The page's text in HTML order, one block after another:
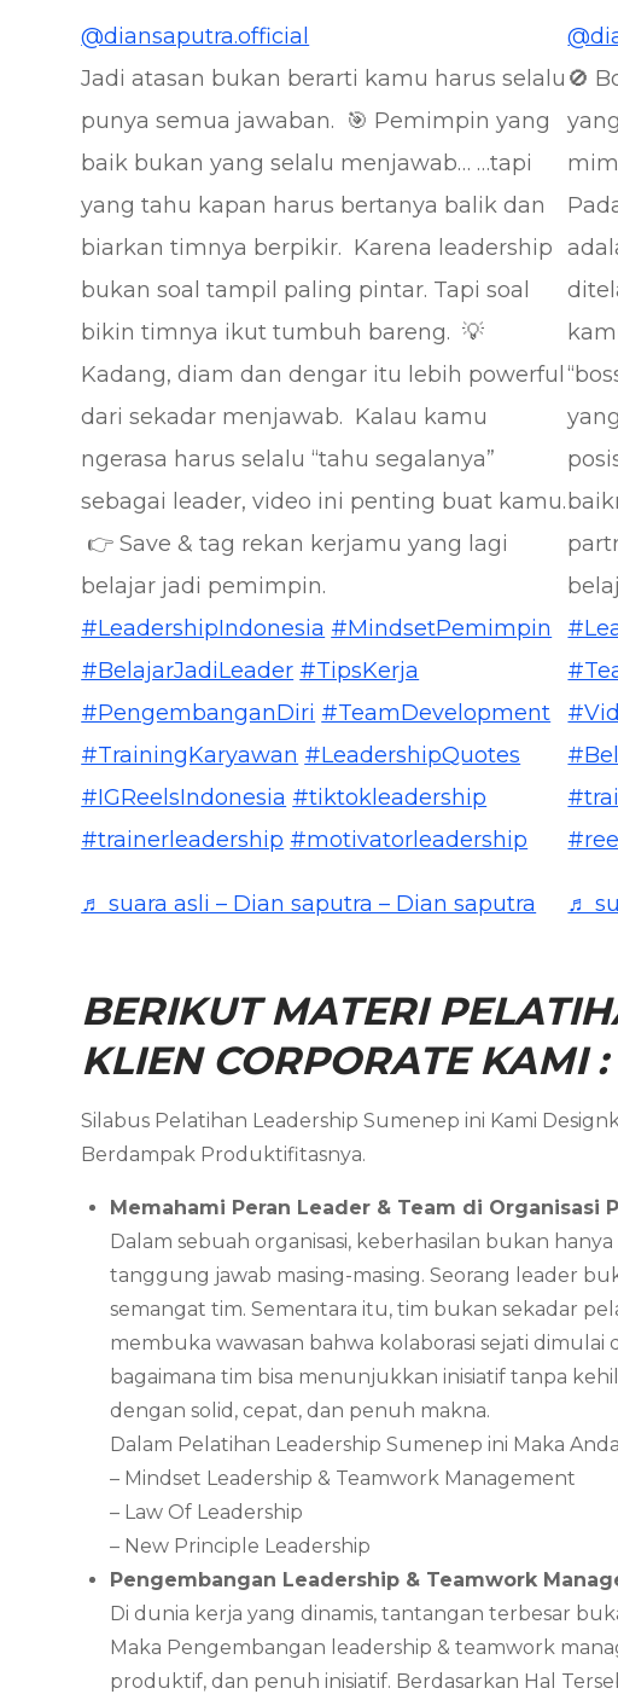
@diansaputra.official
Jadi atasan bukan berarti kamu harus selalu
punya semua jawaban. ⁣ 🎯 Pemimpin yang
baik bukan yang selalu menjawab… …tapi
yang tahu kapan harus bertanya balik dan
biarkan timnya berpikir. ⁣ Karena leadership
bukan soal tampil paling pintar. Tapi soal
bikin timnya ikut tumbuh bareng. ⁣ 💡
Kadang, diam dan dengar itu lebih powerful
dari sekadar menjawab. ⁣ Kalau kamu
ngerasa harus selalu “tahu segalanya”
sebagai leader, video ini penting buat kamu.
⁣ 👉 Save & tag rekan kerjamu yang lagi
belajar jadi pemimpin. ⁣
#LeadershipIndonesia #MindsetPemimpin
#BelajarJadiLeader #TipsKerja
#PengembanganDiri #TeamDevelopment
#TrainingKaryawan #LeadershipQuotes
#IGReelsIndonesia #tiktokleadership
#trainerleadership #motivatorleadership
♬ suara asli – Dian saputra – Dian saputra
🚫
♬
BERIKUT MATERI
KLIEN CORPORATE KAMI :
Silabus Pelatihan Leadership Sumenep ini Kami
Berdampak Produktifitasnya.
Memahami Peran Leader & Team di Organisasi
Dalam sebuah organisasi, keberhasilan bukan
tanggung jawab masing-masing. Seorang leader
semangat tim. Sementara itu, tim bukan sekadar
membuka wawasan bahwa kolaborasi sejati
bagaimana tim bisa menunjukkan inisiatif tanpa
dengan solid, cepat, dan penuh makna.
Dalam Pelatihan Leadership Sumenep ini Maka
– Mindset Leadership & Teamwork Management
– Law Of Leadership
– New Principle Leadership
Pengembangan Leadership & Teamwork
Di dunia kerja yang dinamis, tantangan terbesar
Maka Pengembangan leadership & teamwork
produktif, dan penuh inisiatif. Berdasarkan Hal